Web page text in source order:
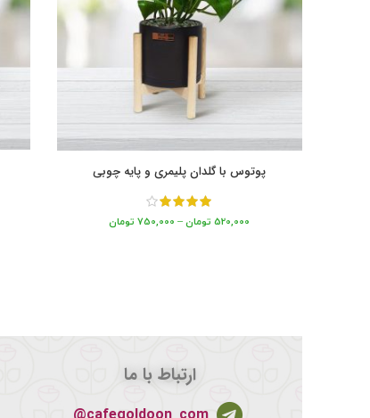
پوتوس با گلدان پلیمری و پایه چوبی
520,000 تومان –
750,000 تومان
ارتباط با ما